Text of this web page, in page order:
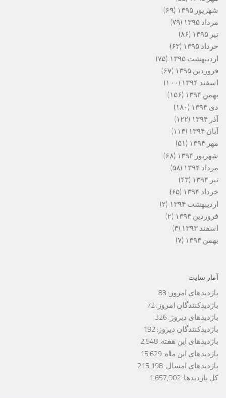
شهریور ۱۳۹۵
(۶۹)
مرداد ۱۳۹۵
(۷۹)
تیر ۱۳۹۵
(۸۶)
خرداد ۱۳۹۵
(۶۳)
اردیبهشت ۱۳۹۵
(۷۵)
فروردین ۱۳۹۵
(۶۷)
اسفند ۱۳۹۴
(۱۰۰)
بهمن ۱۳۹۴
(۱۵۶)
دی ۱۳۹۴
(۱۸۰)
آذر ۱۳۹۴
(۱۲۲)
آبان ۱۳۹۴
(۱۱۳)
مهر ۱۳۹۴
(۵۱)
شهریور ۱۳۹۴
(۶۸)
مرداد ۱۳۹۴
(۵۸)
تیر ۱۳۹۴
(۴۳)
خرداد ۱۳۹۴
(۶۵)
اردیبهشت ۱۳۹۴
(۲)
فروردین ۱۳۹۴
(۲)
اسفند ۱۳۹۳
(۳)
بهمن ۱۳۹۳
(۷)
آمار سایت
بازدیدهای امروز: 83
بازدیدکنندگان امروز: 72
بازدیدهای دیروز: 326
بازدیدکنندگان دیروز: 192
بازدیدهای این هفته: 2,548
بازدیدهای این ماه: 15,629
بازدیدهای امسال: 215,198
کل بازدیدها: 1,657,902